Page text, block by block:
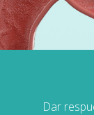
Dar